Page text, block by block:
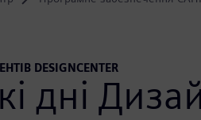
DESIGNCENTER
дні